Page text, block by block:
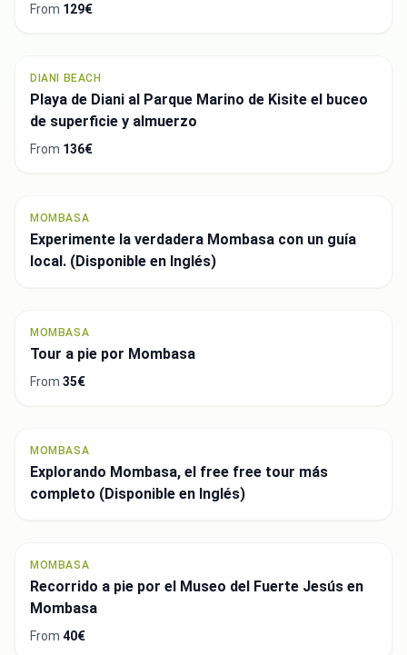
From 129€
DIANI BEACH
Playa de Diani al Parque Marino de Kisite el buceo
de superficie y almuerzo
From 136€
MOMBASA
Experimente la verdadera Mombasa con un guía
local. (Disponible en Inglés)
MOMBASA
Tour a pie por Mombasa
From 35€
MOMBASA
Explorando Mombasa, el free free tour más
completo (Disponible en Inglés)
MOMBASA
Recorrido a pie por el Museo del Fuerte Jesús en
Mombasa
From 40€